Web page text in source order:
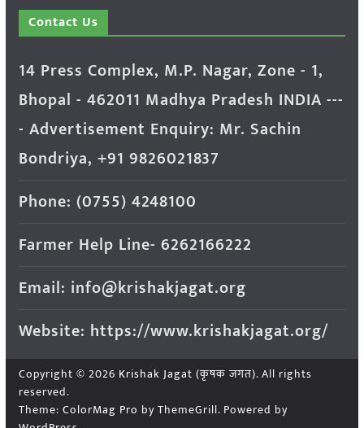
Contact Us
14 Press Complex, M.P. Nagar, Zone - 1,
Bhopal - 462011 Madhya Pradesh INDIA ---
- Advertisement Enquiry: Mr. Sachin
Bondriya, +91 9826021837
Phone: (0755) 4248100
Farmer Help Line- 6262166222
Email: info@krishakjagat.org
Website: https://www.krishakjagat.org/
Copyright © 2026 Krishak Jagat (कृषक जगत). All rights
reserved.
Theme: ColorMag Pro by ThemeGrill. Powered by